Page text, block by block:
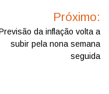
Próximo:
da inflação volta a
subir pela nona semana
seguida